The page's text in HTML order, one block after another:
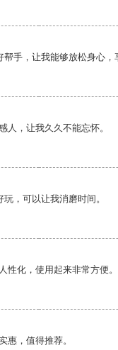
手，让我能够放松身心，
人，让我久久不能忘怀。
，可以让我消磨时间。
性化，使用起来非常方便。
惠，值得推荐。